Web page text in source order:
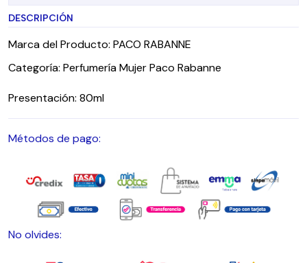
DESCRIPCIÓN
Marca del Producto: PACO RABANNE
Categoría: Perfumería Mujer Paco Rabanne
Presentación: 80ml
Métodos de pago:
No olvides: